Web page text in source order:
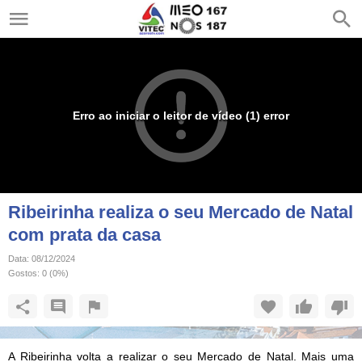
Erro ao iniciar o leitor de vídeo (1) error
Ribeirinha realiza o seu Mercado de Natal
com prata da casa
Data: 08/12/2024
Gostos: 0 (0%)
A Ribeirinha volta a realizar o seu Mercado de Natal. Mais uma